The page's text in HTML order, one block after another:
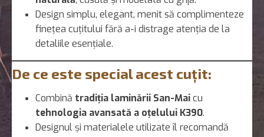
Design simplu, elegant, menit să complimenteze
finețea cuțitului fără a-i distrage atenția de la
detaliile esențiale.
De ce este special acest cuțit:
Combină tradiția laminării San-Maicu
tehnologia avansată a oțelului K390.
Designul și materialele utilizate îl recomandă